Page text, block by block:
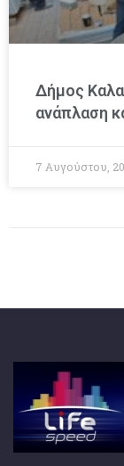
Δήμος
ανάπλαση
7 Αυγούστου,